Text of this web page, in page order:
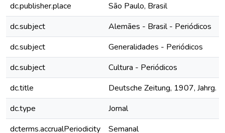
dc.publisher.place
São Paulo, Brasil
dc.subject
Alemães - Brasil - Periódicos
dc.subject
Generalidades - Periódicos
dc.subject
Cultura - Periódicos
dc.title
Deutsche Zeitung, 1907, Jahrg.
dc.type
Jornal
dcterms.accrualPeriodicity
Semanal